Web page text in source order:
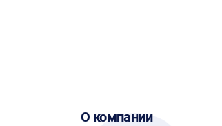
О компании